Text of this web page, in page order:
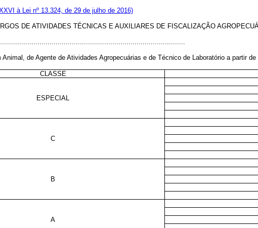
à Lei nº 13.324, de 29 de julho de 2016)
DE ATIVIDADES TÉCNICAS E AUXILIARES DE FISCALIZAÇÃO
de Agente de Atividades Agropecuárias e de Técnico de Laboratório a partir de
CLASSE
ESPECIAL
C
B
A